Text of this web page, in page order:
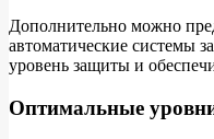
Дополнительно можно
автоматические системы
уровень защиты и
Оптимальные